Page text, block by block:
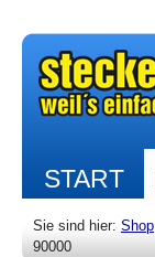
START
Sie sind hier: Shop
90000